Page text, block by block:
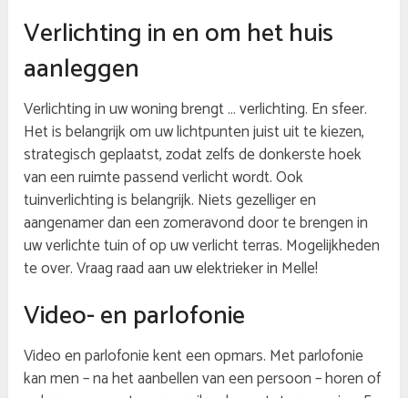
Verlichting in en om het huis
aanleggen
Verlichting in uw woning brengt … verlichting. En sfeer.
Het is belangrijk om uw lichtpunten juist uit te kiezen,
strategisch geplaatst, zodat zelfs de donkerste hoek
van een ruimte passend verlicht wordt. Ook
tuinverlichting is belangrijk. Niets gezelliger en
aangenamer dan een zomeravond door te brengen in
uw verlichte tuin of op uw verlicht terras. Mogelijkheden
te over. Vraag raad aan uw elektrieker in Melle!
Video- en parlofonie
Video en parlofonie kent een opmars. Met parlofonie
kan men – na het aanbellen van een persoon – horen of